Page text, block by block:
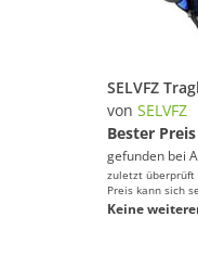
von SELVFZ
Bester Preis
gefunden bei
zuletzt überprüft
Preis kann sich
Keine